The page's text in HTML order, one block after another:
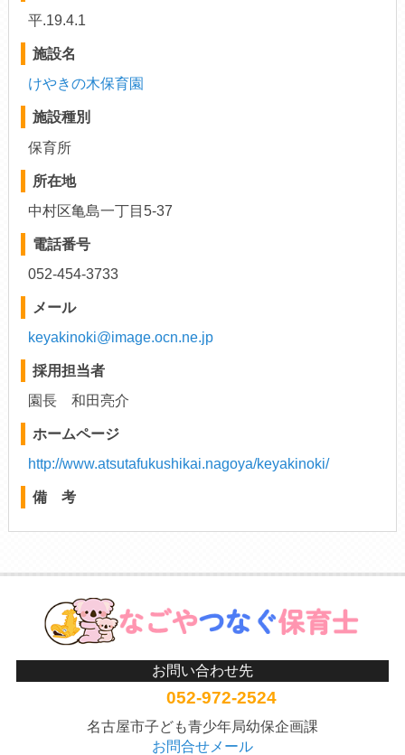
平.19.4.1
施設名
けやきの木保育園
施設種別
保育所
所在地
中村区亀島一丁目5-37
電話番号
052-454-3733
メール
keyakinoki@image.ocn.ne.jp
採用担当者
園長 和田亮介
ホームページ
http://www.atsutafukushikai.nagoya/keyakinoki/
備 考
お問い合わせ先
052-972-2524
名古屋市子ども青少年局幼保企画課
お問合せメール